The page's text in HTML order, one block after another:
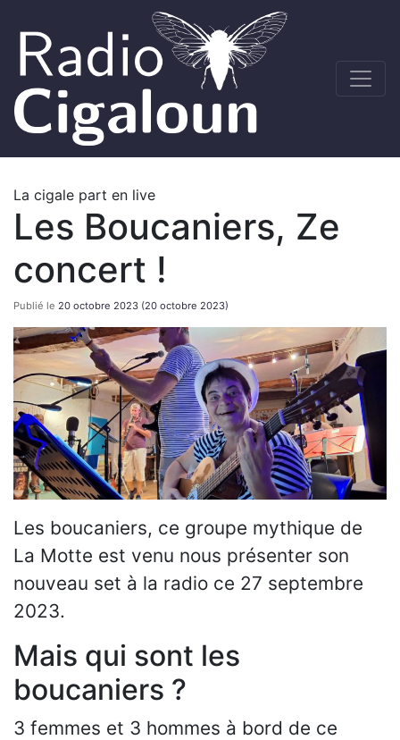
La cigale part en live
Les Boucaniers, Ze
concert !
Publié le 20 octobre 2023 (20 octobre 2023)
Les boucaniers, ce groupe mythique de
La Motte est venu nous présenter son
nouveau set à la radio ce 27 septembre
2023.
Mais qui sont les
boucaniers ?
3 femmes et 3 hommes à bord de ce